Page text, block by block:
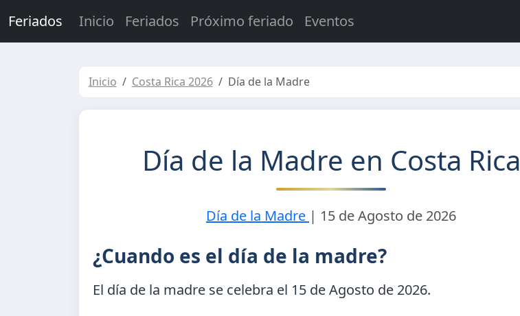
Feriados Inicio Feriados Próximo feriado Eventos
Inicio Costa Rica 2026 Día de la Madre
Día de la Madre en Costa Rica
Día de la Madre | 15 de Agosto de 2026
¿Cuando es el día de la madre?
El día de la madre se celebra el 15 de Agosto de 2026.